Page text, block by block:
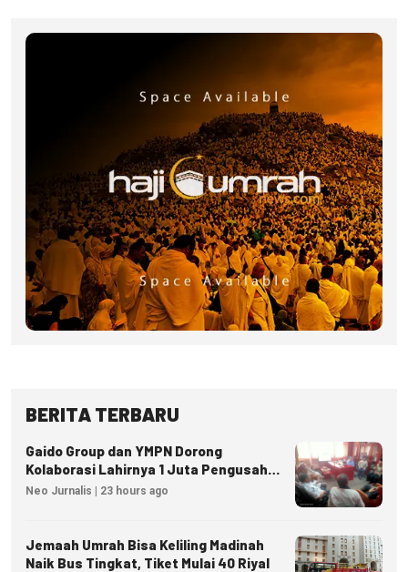
BERITA TERBARU
Gaido Group dan YMPN Dorong
Kolaborasi Lahirnya 1 Juta Pengusaha
Ekonomi Syariah
Neo Jurnalis | 23 hours ago
Jemaah Umrah Bisa Keliling Madinah
Naik Bus Tingkat, Tiket Mulai 40 Riyal